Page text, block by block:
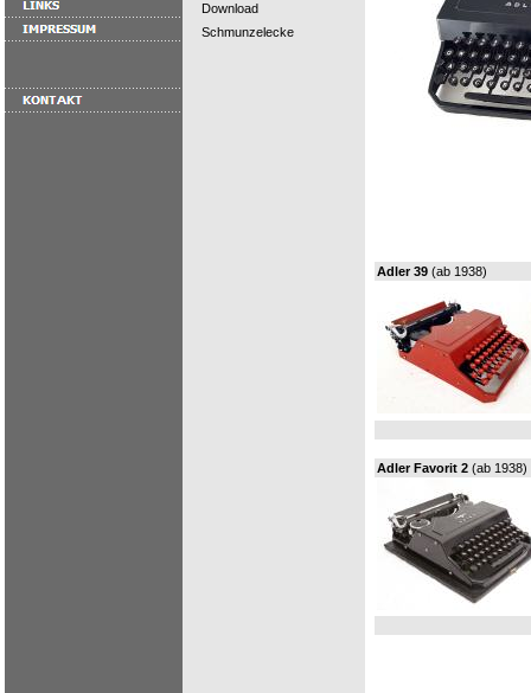
Download
Schmunzelecke
Adler 39 (ab 1938)
Adler Favorit 2 (ab 1938)